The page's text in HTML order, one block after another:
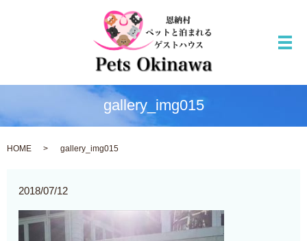
メ
gallery_img015
HOME gallery_img015
2018/07/12